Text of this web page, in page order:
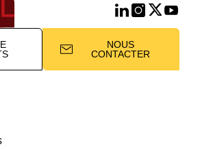
NOUS
CONTACTER